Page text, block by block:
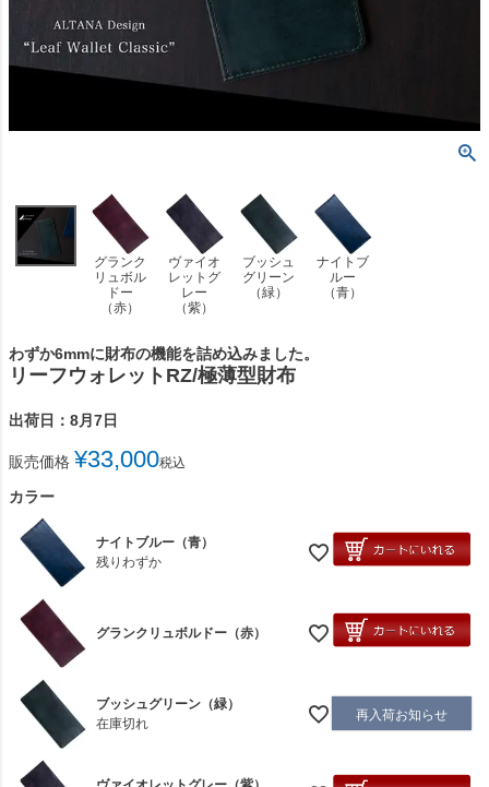
グランク
リュボル
ドー
（赤）
ヴァイオ
レットグ
レー
（紫）
ブッシュ
グリーン
（緑）
ナイトブ
ルー
（青）
わずか6mmに財布の機能を詰め込みました。
リーフウォレットRZ/極薄型財布
出荷日：8月7日
販売価格 ¥33,000税込
カラー
ナイトブルー（青）
残りわずか
グランクリュボルドー（赤）
ブッシュグリーン（緑）
在庫切れ
再入荷お知らせ